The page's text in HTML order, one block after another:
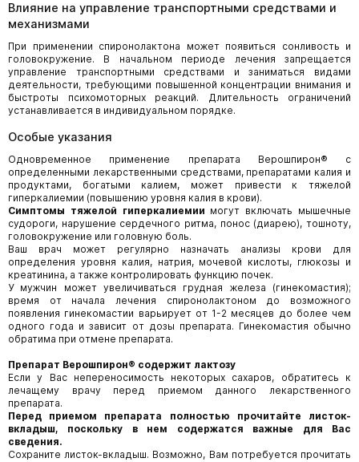
Влияние на управление транспортными средствами и
механизмами
При применении спиронолактона может появиться сонливость и
головокружение. В начальном периоде лечения запрещается
управление транспортными средствами и заниматься видами
деятельности, требующими повышенной концентрации внимания и
быстроты психомоторных реакций. Длительность ограничений
устанавливается в индивидуальном порядке.
Особые указания
Одновременное применение препарата Верошпирон®
с
определенными лекарственными средствами, препаратами калия и
продуктами, богатыми калием, может привести к тяжелой
гиперкалиемии (повышению уровня калия в крови).
Симптомы тяжелой гиперкалиемии могут включать мышечные
судороги, нарушение сердечного ритма, понос (диарею), тошноту,
головокружение или головную боль.
Ваш врач может регулярно назначать анализы крови для
определения уровня калия, натрия, мочевой кислоты, глюкозы и
креатинина, а также контролировать функцию почек.
У мужчин может увеличиваться грудная железа (гинекомастия);
время от начала лечения спиронолактоном до возможного
появления гинекомастии варьирует от 1-2 месяцев до более чем
одного года и зависит от дозы препарата. Гинекомастия обычно
обратима при отмене препарата.
Препарат Верошпирон® содержит лактозу
Если у Вас непереносимость некоторых сахаров, обратитесь к
лечащему врачу перед приемом данного лекарственного
препарата.
Перед приемом препарата полностью прочитайте листок-
вкладыш, поскольку в нем содержатся важные для Вас
сведения.
Сохраните листок-вкладыш. Возможно, Вам потребуется прочитать